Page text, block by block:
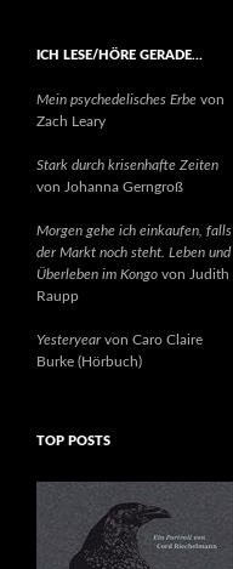
ICH LESE/HÖRE GERADE…
Mein psychedelisches Erbe von
Zach Leary
Stark durch krisenhafte Zeiten
von Johanna Gerngroß
Morgen gehe ich einkaufen, falls
der Markt noch steht. Leben und
Überleben im Kongo von Judith
Raupp
Yesteryearvon Caro Claire
Burke (Hörbuch)
TOP POSTS